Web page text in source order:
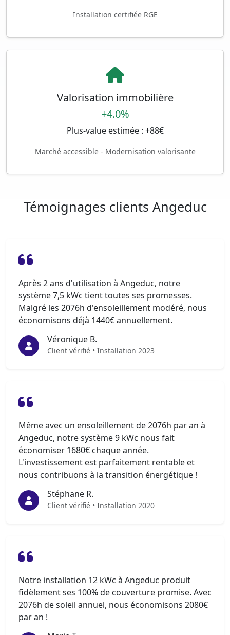
Installation certifiée RGE
Valorisation immobilière
+4.0%
Plus-value estimée : +88€
Marché accessible - Modernisation valorisante
Témoignages clients Angeduc
Après 2 ans d'utilisation à Angeduc, notre
système 7,5 kWc tient toutes ses promesses.
Malgré les 2076h d'ensoleillement modéré, nous
économisons déjà 1440€ annuellement.
Véronique B.
Client vérifié • Installation 2023
Même avec un ensoleillement de 2076h par an à
Angeduc, notre système 9 kWc nous fait
économiser 1680€ chaque année.
L'investissement est parfaitement rentable et
nous contribuons à la transition énergétique !
Stéphane R.
Client vérifié • Installation 2020
Notre installation 12 kWc à Angeduc produit
fidèlement ses 100% de couverture promise. Avec
2076h de soleil annuel, nous économisons 2080€
par an !